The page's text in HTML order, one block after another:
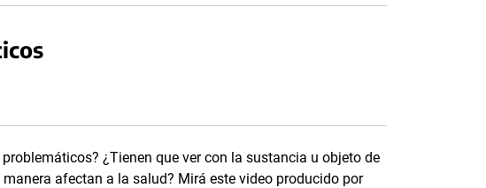
¿Tienen que ver con la sustancia u objeto de
afectan a la salud? Mirá este video producido por